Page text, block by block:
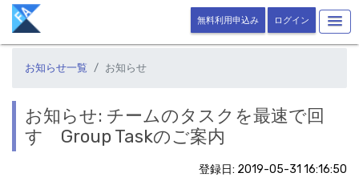
無料利用申込み ログイン
お知らせ一覧 お知らせ
お知らせ: チームのタスクを最速で回
す Group Taskのご案内
登録日: 2019-05-31 16:16:50